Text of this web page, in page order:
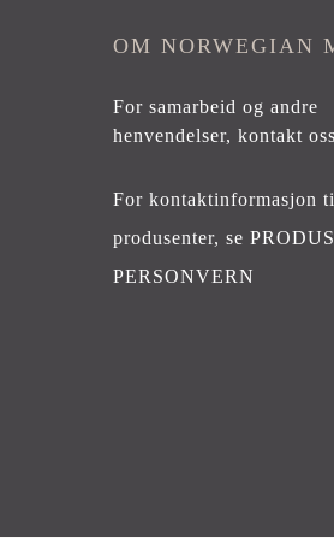
OM NORWEGIAN
For samarbeid og andre
henvendelser,kontakt
For kontaktinformasjon
produsenter, se
PERSONVERN